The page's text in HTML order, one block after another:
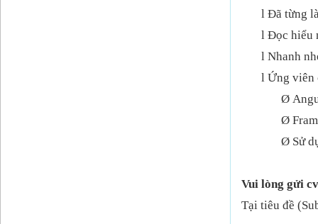
l Đã từng
l Đọc hiểu
l Nhanh
l Ứng viên
Ø
Ø
Ø Sử
Vui lòng gửi
Tại tiêu đề